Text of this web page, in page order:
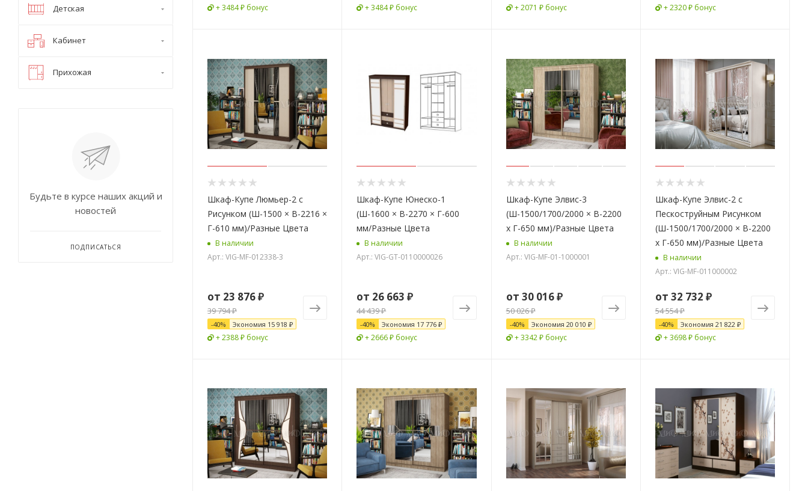
+ 3484 ₽ бонус + 3484 ₽ бонус + 2071 ₽ бонус + 2320 ₽ бонус
Шкаф-Купе Люмьер-2 с
Рисунком (Ш-1500 × В-2216 ×
Г-610 мм)/Разные Цвета
В наличии
Арт.: VIG-MF-012338-3
от 23 876 ₽
39 794 ₽
-40% Экономия 15 918 ₽
+ 2388 ₽ бонус
Шкаф-Купе Юнеско-1
(Ш-1600 × В-2270 × Г-600
мм/Разные Цвета
В наличии
Арт.: VIG-GT-0110000026
от 26 663 ₽
44 439 ₽
-40% Экономия 17 776 ₽
+ 2666 ₽ бонус
Шкаф-Купе Элвис-3
(Ш-1500/1700/2000 × В-2200
х Г-650 мм)/Разные Цвета
В наличии
Арт.: VIG-MF-01-1000001
от 30 016 ₽
50 026 ₽
-40% Экономия 20 010 ₽
+ 3342 ₽ бонус
Шкаф-Купе Элвис-2 с
Пескоструйным Рисунком
(Ш-1500/1700/2000 × В-2200
х Г-650 мм)/Разные Цвета
В наличии
Арт.: VIG-MF-011000002
от 32 732 ₽
54 554 ₽
-40% Экономия 21 822 ₽
+ 3698 ₽ бонус
Детская
Кабинет
Прихожая
Будьте в курсе наших акций и
новостей
ПОДПИСАТЬСЯ